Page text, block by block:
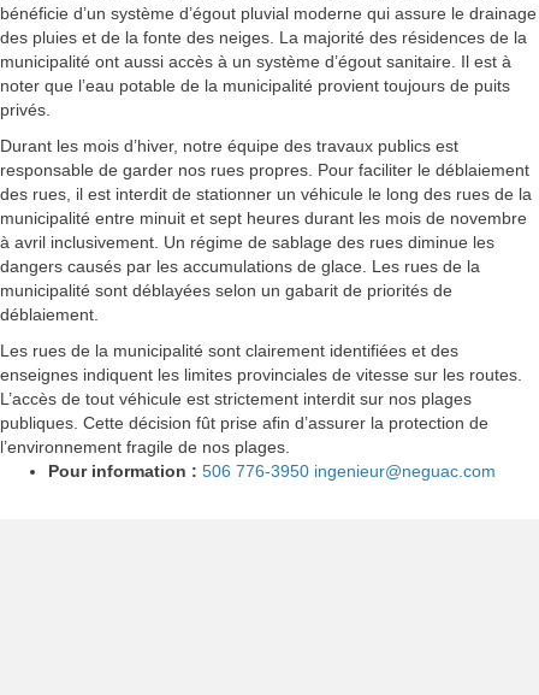
bénéficie d’un système d’égout pluvial moderne qui assure le drainage
des pluies et de la fonte des neiges. La majorité des résidences de la
municipalité ont aussi accès à un système d’égout sanitaire. Il est à
noter que l’eau potable de la municipalité provient toujours de puits
privés.
Durant les mois d’hiver, notre équipe des travaux publics est
responsable de garder nos rues propres. Pour faciliter le déblaiement
des rues, il est interdit de stationner un véhicule le long des rues de la
municipalité entre minuit et sept heures durant les mois de novembre
à avril inclusivement. Un régime de sablage des rues diminue les
dangers causés par les accumulations de glace. Les rues de la
municipalité sont déblayées selon un gabarit de priorités de
déblaiement.
Les rues de la municipalité sont clairement identifiées et des
enseignes indiquent les limites provinciales de vitesse sur les routes.
L’accès de tout véhicule est strictement interdit sur nos plages
publiques. Cette décision fût prise afin d’assurer la protection de
l’environnement fragile de nos plages.
Pour information : 506 776-3950 ingenieur@neguac.com